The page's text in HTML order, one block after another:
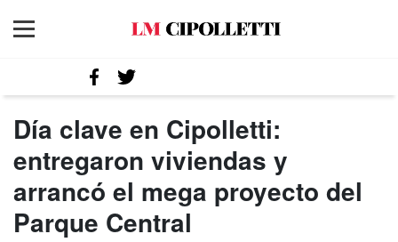
Día clave en Cipolletti:
entregaron viviendas y
arrancó el mega proyecto del
Parque Central